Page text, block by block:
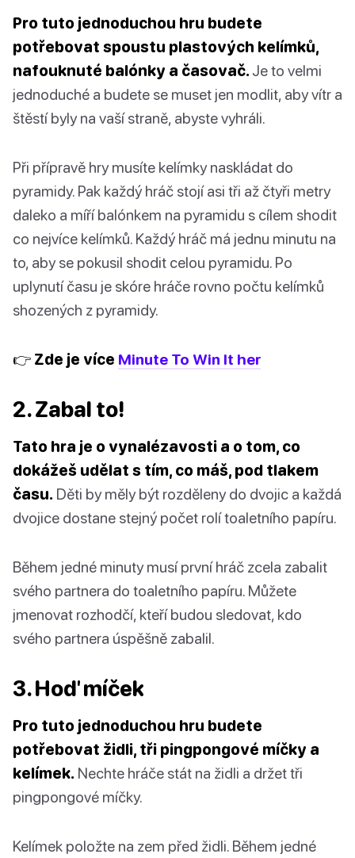
Pro tuto jednoduchou hru budete
potřebovat spoustu plastových kelímků,
nafouknuté balónky a časovač. Je to velmi
jednoduché a budete se muset jen modlit, aby vítr a
štěstí byly na vaší straně, abyste vyhráli.
Při přípravě hry musíte kelímky naskládat do
pyramidy. Pak každý hráč stojí asi tři až čtyři metry
daleko a míří balónkem na pyramidu s cílem shodit
co nejvíce kelímků. Každý hráč má jednu minutu na
to, aby se pokusil shodit celou pyramidu. Po
uplynutí času je skóre hráče rovno počtu kelímků
shozených z pyramidy.
👉 Zde je více Minute To Win It her
2. Zabal to!
Tato hra je o vynalézavosti a o tom, co
dokážeš udělat s tím, co máš, pod tlakem
času. Děti by měly být rozděleny do dvojic a každá
dvojice dostane stejný počet rolí toaletního papíru.
Během jedné minuty musí první hráč zcela zabalit
svého partnera do toaletního papíru. Můžete
jmenovat rozhodčí, kteří budou sledovat, kdo
svého partnera úspěšně zabalil.
3. Hoď míček
Pro tuto jednoduchou hru budete
potřebovat židli, tři pingpongové míčky a
kelímek. Nechte hráče stát na židli a držet tři
pingpongové míčky.
Kelímek položte na zem před židli. Během jedné